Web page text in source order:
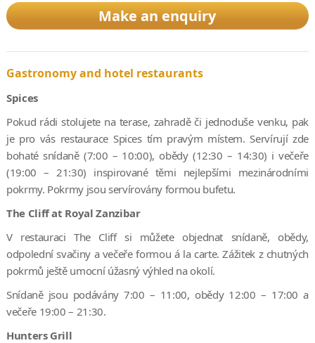
Make an enquiry
Gastronomy and hotel restaurants
Spices
Pokud rádi stolujete na terase, zahradě či jednoduše venku, pak
je pro vás restaurace Spices tím pravým místem. Servírují zde
bohaté snídaně (7:00 – 10:00), obědy (12:30 – 14:30) i večeře
(19:00 – 21:30) inspirované těmi nejlepšími mezinárodními
pokrmy. Pokrmy jsou servírovány formou bufetu.
The Cliff at Royal Zanzibar
V restauraci The Cliff si můžete objednat snídaně, obědy,
odpolední svačiny a večeře formou á la carte. Zážitek z chutných
pokrmů ještě umocní úžasný výhled na okolí.
Snídaně jsou podávány 7:00 – 11:00, obědy 12:00 – 17:00 a
večeře 19:00 – 21:30.
Hunters Grill